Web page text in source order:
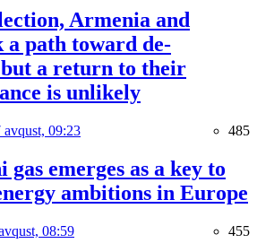
Armenia and
a path toward de-
but a return to their
is unlikely
avqust, 09:23 485
emerges as a key to
ambitions in Europe
08:59 455